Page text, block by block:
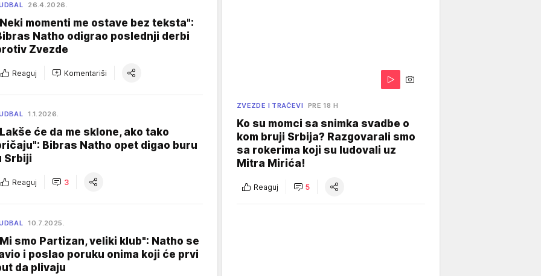
26.4.2026.
momenti me ostave bez teksta":
Natho odigrao poslednji derbi
Zvezde
Reaguj Komentariši
1.1.2026.
će da me sklone, ako tako
Bibras Natho opet digao buru
Srbiji
Reaguj 3
10.7.2025.
smo Partizan, veliki klub": Natho se
i poslao poruku onima koji će prvi
da plivaju
ZVEZDE I TRAČEVI PRE 18 H
Ko su momci sa snimka svadbe o
kom bruji Srbija? Razgovarali smo
sa rokerima koji su ludovali uz
Mitra Mirića!
Reaguj 5